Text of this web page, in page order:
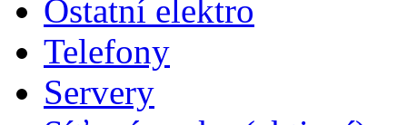
Ostatní elektro
Telefony
Servery